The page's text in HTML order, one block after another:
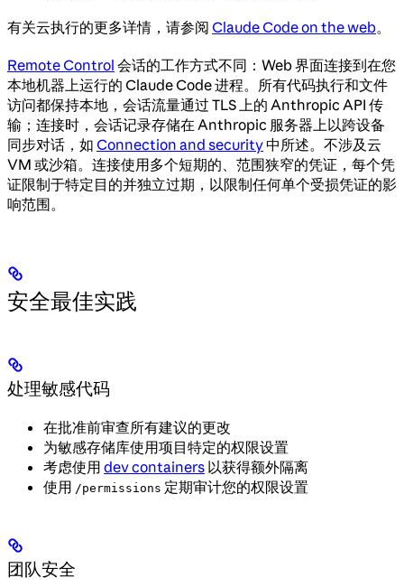
有关云执行的更多详情，请参阅 Claude Code on the web。
Remote Control 会话的工作方式不同：Web 界面连接到在您
本地机器上运行的 Claude Code 进程。所有代码执行和文件
访问都保持本地，会话流量通过 TLS 上的 Anthropic API 传
输；连接时，会话记录存储在 Anthropic 服务器上以跨设备
同步对话，如 Connection and security中所述。不涉及云
VM 或沙箱。连接使用多个短期的、范围狭窄的凭证，每个凭
证限制于特定目的并独立过期，以限制任何单个受损凭证的影
响范围。
安全最佳实践
处理敏感代码
在批准前审查所有建议的更改
为敏感存储库使用项目特定的权限设置
考虑使用 dev containers 以获得额外隔离
使用 /permissions 定期审计您的权限设置
团队安全